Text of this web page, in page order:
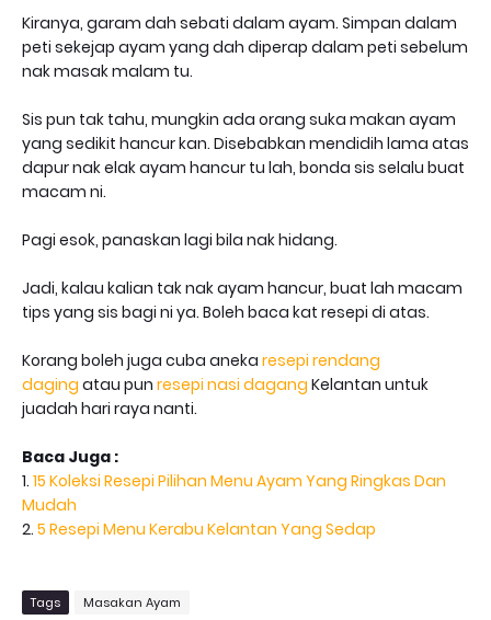
Kiranya, garam dah sebati dalam ayam. Simpan dalam
peti sekejap ayam yang dah diperap dalam peti sebelum
nak masak malam tu.
Sis pun tak tahu, mungkin ada orang suka makan ayam
yang sedikit hancur kan. Disebabkan mendidih lama atas
dapur nak elak ayam hancur tu lah, bonda sis selalu buat
macam ni.
Pagi esok, panaskan lagi bila nak hidang.
Jadi, kalau kalian tak nak ayam hancur, buat lah macam
tips yang sis bagi ni ya. Boleh baca kat resepi di atas.
Korang boleh juga cuba aneka resepi rendang
daging atau pun resepi nasi dagang Kelantan untuk
juadah hari raya nanti.
Baca Juga :
1. 15 Koleksi Resepi Pilihan Menu Ayam Yang Ringkas Dan
Mudah
2. 5 Resepi Menu Kerabu Kelantan Yang Sedap
Tags Masakan Ayam